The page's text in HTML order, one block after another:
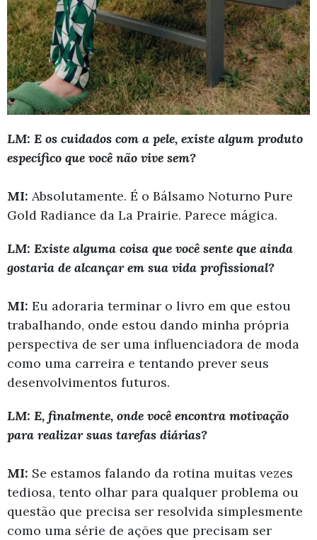
LM: E os cuidados com a pele, existe algum produto
específico que você não vive sem?
MI: Absolutamente. É o Bálsamo Noturno Pure
Gold Radiance da La Prairie. Parece mágica.
LM: Existe alguma coisa que você sente que ainda
gostaria de alcançar em sua vida profissional?
MI: Eu adoraria terminar o livro em que estou
trabalhando, onde estou dando minha própria
perspectiva de ser uma influenciadora de moda
como uma carreira e tentando prever seus
desenvolvimentos futuros.
LM: E, finalmente, onde você encontra motivação
para realizar suas tarefas diárias?
MI: Se estamos falando da rotina muitas vezes
tediosa, tento olhar para qualquer problema ou
questão que precisa ser resolvida simplesmente
como uma série de ações que precisam ser